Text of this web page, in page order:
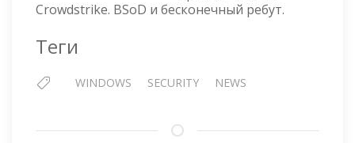
Crowdstrike. BSoD и бесконечный ребут.
Теги
WINDOWS SECURITY NEWS